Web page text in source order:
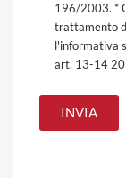
196/2003. *
trattamento
l'informativa
art. 13-14